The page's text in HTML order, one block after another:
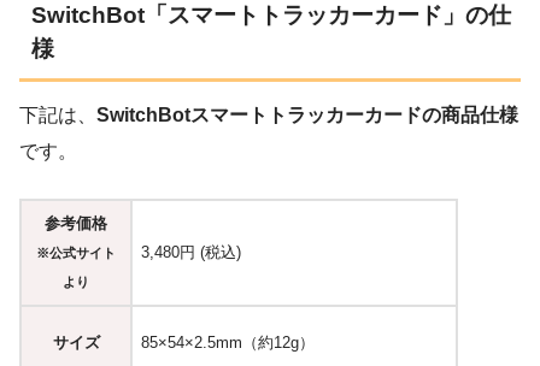
SwitchBot「スマートトラッカーカード」の仕
様
下記は、 SwitchBotスマートトラッカーカードの商品仕様
です。
参考価格
※公式サイト
より
3,480円 (税込)
サイズ 85×54×2.5mm（約12g）